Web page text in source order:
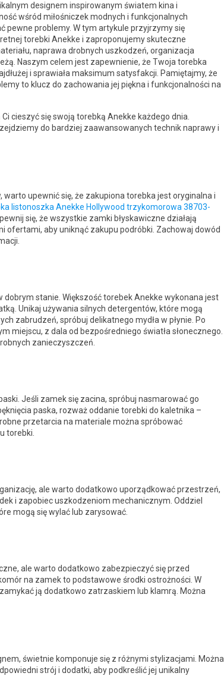
designem inspirowanym światem kina i
wśród miłośniczek modnych i funkcjonalnych
pewne problemy. W tym artykule przyjrzymy się
torebki Anekke i zaproponujemy skuteczne
naprawa drobnych uszkodzeń, organizacja
Naszym celem jest zapewnienie, że Twoja torebka
i sprawiała maksimum satysfakcji. Pamiętajmy, że
to klucz do zachowania jej piękna i funkcjonalności na
cieszyć się swoją torebką Anekke każdego dnia.
do bardziej zaawansowanych technik naprawy i
upewnić się, że zakupiona torebka jest oryginalna i
listonoszka Anekke Hollywood trzykomorowa 38703-
się, że wszystkie zamki błyskawiczne działają
ofertami, aby uniknąć zakupu podróbki. Zachowaj dowód
stanie. Większość torebek Anekke wykonana jest
Unikaj używania silnych detergentów, które mogą
zabrudzeń, spróbuj delikatnego mydła w płynie. Po
miejscu, z dala od bezpośredniego światła słonecznego.
zanieczyszczeń.
Jeśli zamek się zacina, spróbuj nasmarować go
paska, rozważ oddanie torebki do kaletnika –
przetarcia na materiale można spróbować
torebki.
ale warto dodatkowo uporządkować przestrzeń,
i zapobiec uszkodzeniom mechanicznym. Oddziel
mogą się wylać lub zarysować.
ale warto dodatkowo zabezpieczyć się przed
na zamek to podstawowe środki ostrożności. W
ją dodatkowo zatrzaskiem lub klamrą. Można
świetnie komponuje się z różnymi stylizacjami. Można
strój i dodatki, aby podkreślić jej unikalny